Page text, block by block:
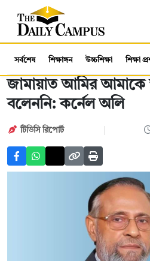
সর্বশেষ শিক্ষাঙ্গন উচ্চশিক্ষা শিক্ষা
জামায়াত আমির আমাকে
বলেননি: কর্নেল অলি
টিডিসি রিপোর্ট